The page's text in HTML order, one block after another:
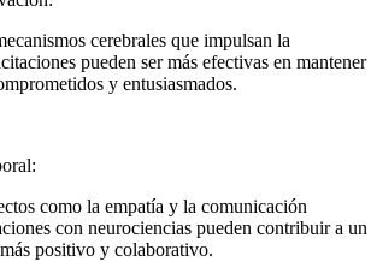
cerebrales que impulsan la
pueden ser más efectivas en mantener
y entusiasmados.
como la empatía y la comunicación
con neurociencias pueden contribuir a un
positivo y colaborativo.